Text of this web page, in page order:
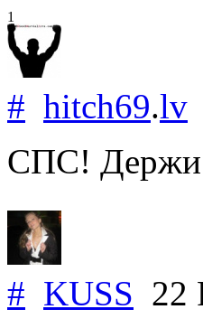
1
# hitch69.lv
СПС! Держи
# KUSS 22